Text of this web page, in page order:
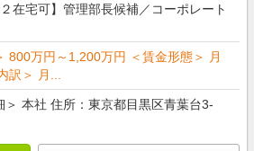
２在宅可】管理部長候補／コーポレート
800万円～1,200万円 ＜賃金形態＞ 月
訳＞ 月...
＞ 本社 住所：東京都目黒区青葉台3-